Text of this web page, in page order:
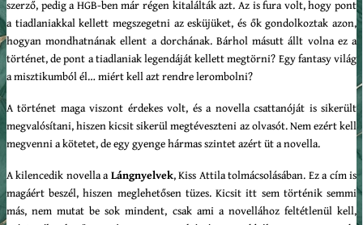
szerző, pedig a HGB-ben már régen kitalálták azt. Az is fura volt, hogy pont
a tiadlaniakkal kellett megszegetni az esküjüket, és ők gondolkoztak azon,
hogyan mondhatnának ellent a dorchának. Bárhol másutt állt volna ez a
történet, de pont a tiadlaniak legendáját kellett megtörni? Egy fantasy világ
a misztikumból él… miért kell azt rendre lerombolni?
A történet maga viszont érdekes volt, és a novella csattanóját is sikerült
megvalósítani, hiszen kicsit sikerül megtéveszteni az olvasót. Nem ezért kell
megvenni a kötetet, de egy gyenge hármas szintet azért üt a novella.
A kilencedik novella aLángnyelvek, Kiss Attila tolmácsolásában. Ez a cím is
magáért beszél, hiszen meglehetősen tüzes. Kicsit itt sem történik semmi
más, nem mutat be sok mindent, csak ami a novellához feltétlenül kell,